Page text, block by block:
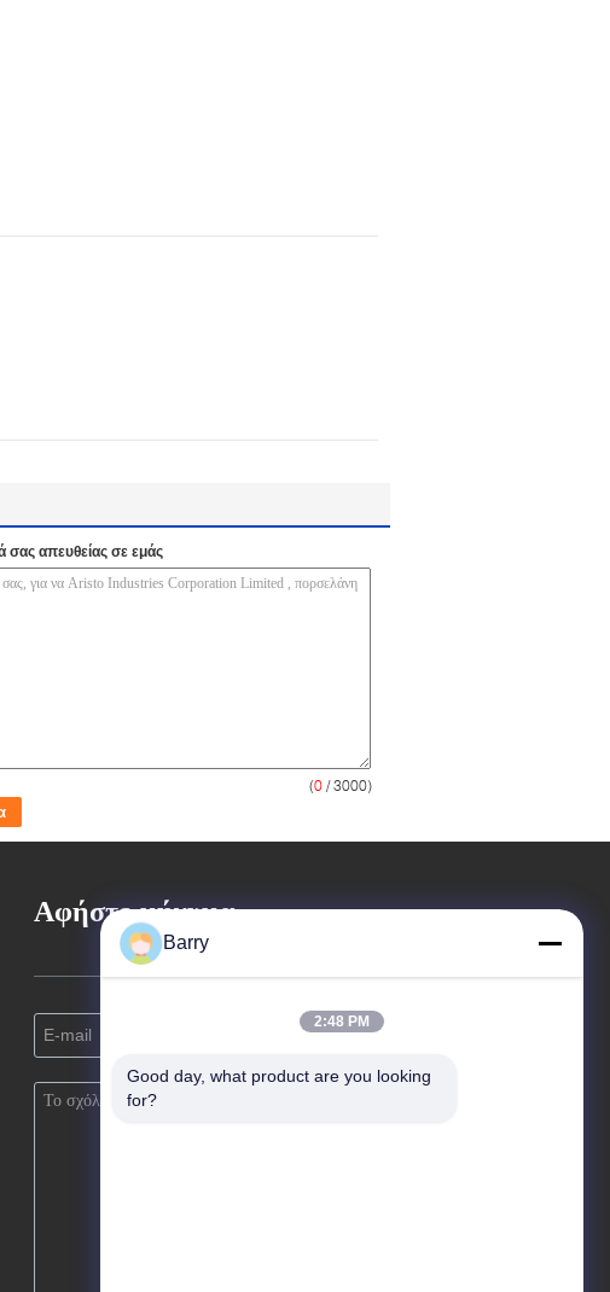
σας απευθείας σε εμάς
(0 / 3000)
Αφήστε μήνυμα
Barry
2:48 PM
Good day, what product are you looking
for?